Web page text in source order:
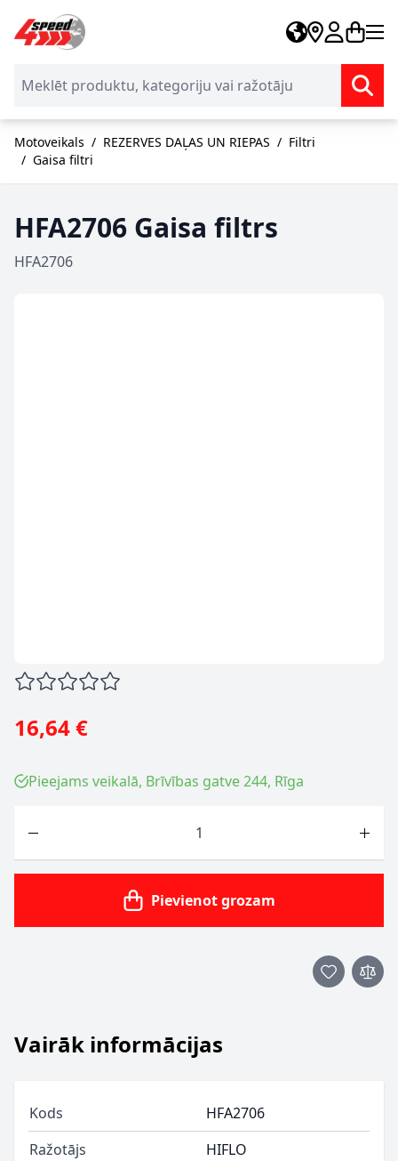
Skip to Content
Motoveikals / REZERVES DAĻAS UN RIEPAS / Filtri
/ Gaisa filtri
HFA2706 Gaisa filtrs
HFA2706
16,64 €
Pieejams veikalā, Brīvības gatve 244, Rīga
Pievienot grozam
Vairāk informācijas
Kods
HFA2706
Ražotājs
HIFLO